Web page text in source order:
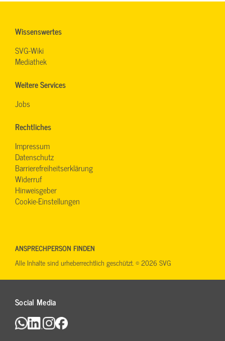
Wissenswertes
SVG-Wiki
Mediathek
Weitere Services
Jobs
Rechtliches
Impressum
Datenschutz
Barrierefreiheitserklärung
Widerruf
Hinweisgeber
Cookie-Einstellungen
Social Media
ANSPRECHPERSON FINDEN
Alle Inhalte sind urheberrechtlich geschützt. © 2026 SVG